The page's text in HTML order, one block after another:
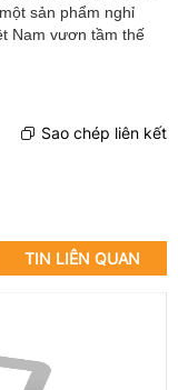
sản phẩm nghỉ
Nam vươn tầm thế
Sao chép liên kết
TIN LIÊN QUAN